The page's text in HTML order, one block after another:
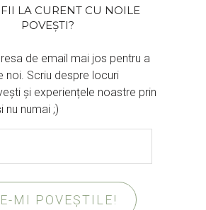
LA CURENT CU NOILE
POVEȘTI?
de email mai jos pentru a
noi. Scriu despre locuri
și experiențele noastre prin
nu numai ;)
MI POVEȘTILE!